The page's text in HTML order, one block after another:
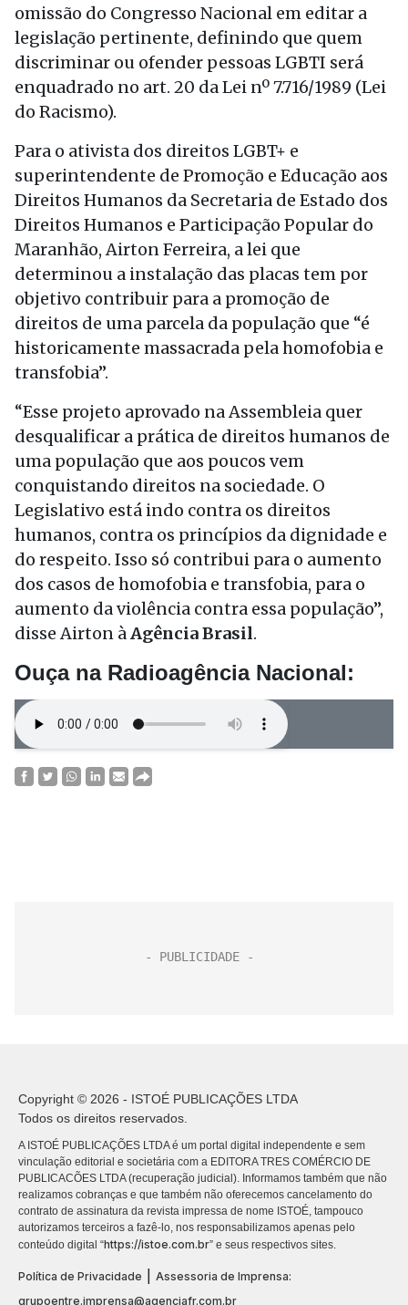
omissão do Congresso Nacional em editar a
legislação pertinente, definindo que quem
discriminar ou ofender pessoas LGBTI será
enquadrado no art. 20 da Lei nº 7.716/1989 (Lei
do Racismo).
Para o ativista dos direitos LGBT+ e
superintendente de Promoção e Educação aos
Direitos Humanos da Secretaria de Estado dos
Direitos Humanos e Participação Popular do
Maranhão, Airton Ferreira, a lei que
determinou a instalação das placas tem por
objetivo contribuir para a promoção de
direitos de uma parcela da população que “é
historicamente massacrada pela homofobia e
transfobia”.
“Esse projeto aprovado na Assembleia quer
desqualificar a prática de direitos humanos de
uma população que aos poucos vem
conquistando direitos na sociedade. O
Legislativo está indo contra os direitos
humanos, contra os princípios da dignidade e
do respeito. Isso só contribui para o aumento
dos casos de homofobia e transfobia, para o
aumento da violência contra essa população”,
disse Airton àAgência Brasil.
Ouça na Radioagência Nacional:
Copyright © 2026 - ISTOÉ PUBLICAÇÕES LTDA
Todos os direitos reservados.
A ISTOÉ PUBLICAÇÕES LTDA é um portal digital independente e sem
vinculação editorial e societária com a EDITORA TRES COMÉRCIO DE
PUBLICACÕES LTDA (recuperação judicial). Informamos também que não
realizamos cobranças e que também não oferecemos cancelamento do
contrato de assinatura da revista impressa de nome ISTOÉ, tampouco
autorizamos terceiros a fazê-lo, nos responsabilizamos apenas pelo
conteúdo digital “https://istoe.com.br” e seus respectivos sites.
Política de Privacidade
Assessoria de Imprensa:
grupoentre.imprensa@agenciafr.com.br